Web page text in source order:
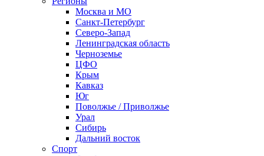
Москва и МО
Санкт-Петербург
Северо-Запад
Ленинградская область
Черноземье
ЦФО
Крым
Кавказ
Юг
Поволжье / Приволжье
Урал
Сибирь
Дальний восток
Спорт